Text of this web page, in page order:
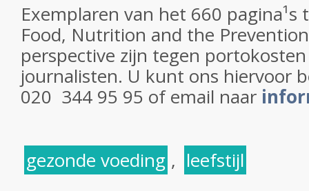
Exemplaren van het 660
Food, Nutrition and the
perspective zijn tegen
journalisten. U kunt ons hiervoor
020 ­ 344 95 95 of email naar
gezonde voeding , leefstijl